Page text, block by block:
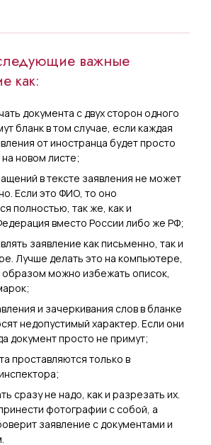
важные
как:
документа с двух сторон одного
бланк в том случае, если каждая
от иностранца будет просто
новом листе;
в тексте заявления не может
Если это ФИО, то оно
полностью, так же, как и
вместо России либо же РФ;
заявление как письменно, так и
Лучше делать это на компьютере,
образом можно избежать описок,
и зачеркивания слов в бланке
недопустимый характер. Если они
документ просто не примут;
проставляются только в
сразу не надо, как и разрезать их.
фотографии с собой, а
заявление с документами и